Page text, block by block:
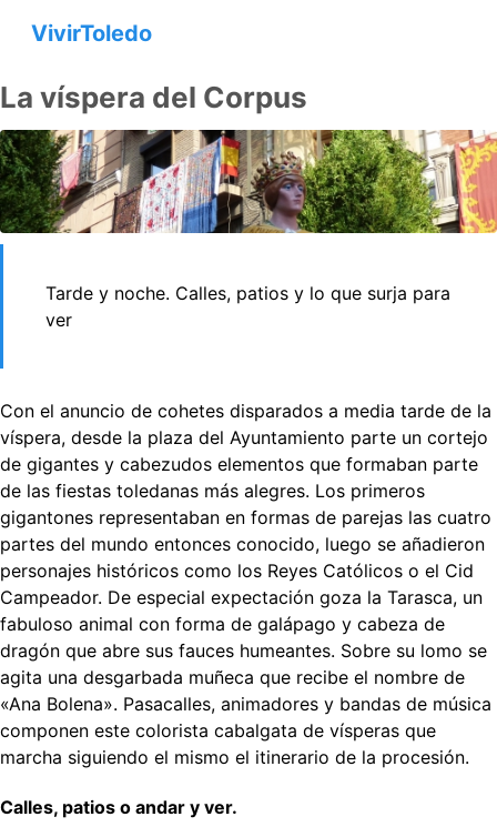
VivirToledo
La ví­spera del Corpus
Tarde y noche. Calles, patios y lo que surja para
ver
Con el anuncio de cohetes disparados a media tarde de la
víspera, desde la plaza del Ayuntamiento parte un cortejo
de gigantes y cabezudos elementos que formaban parte
de las fiestas toledanas más alegres. Los primeros
gigantones representaban en formas de parejas las cuatro
partes del mundo entonces conocido, luego se añadieron
personajes históricos como los Reyes Católicos o el Cid
Campeador. De especial expectación goza la Tarasca, un
fabuloso animal con forma de galápago y cabeza de
dragón que abre sus fauces humeantes. Sobre su lomo se
agita una desgarbada muñeca que recibe el nombre de
«Ana Bolena». Pasacalles, animadores y bandas de música
componen este colorista cabalgata de vísperas que
marcha siguiendo el mismo el itinerario de la procesión.
Calles, patios o andar y ver.